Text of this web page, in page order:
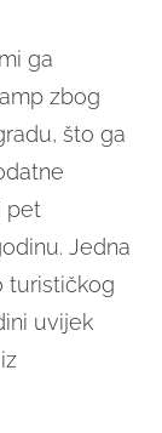
ga
zbog
što ga
pet
Jedna
turističkog
uvijek